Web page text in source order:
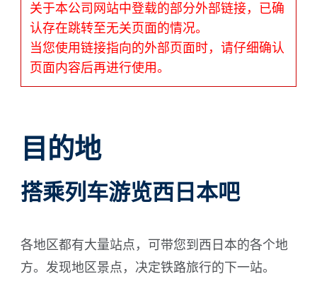
日本語
关于本公司网站中登载的部分外部链接，已确
认存在跳转至无关页面的情况。
当您使用链接指向的外部页面时，请仔细确认
页面内容后再进行使用。
目的地
搭乘列车游览西日本吧
各地区都有大量站点，可带您到西日本的各个地
方。发现地区景点，决定铁路旅行的下一站。